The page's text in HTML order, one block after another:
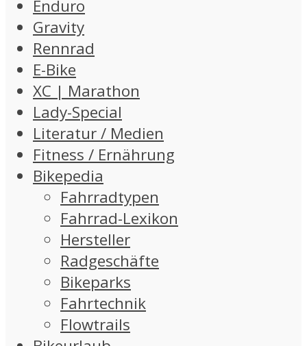
Enduro
Gravity
Rennrad
E-Bike
XC | Marathon
Lady-Special
Literatur / Medien
Fitness / Ernährung
Bikepedia
Fahrradtypen
Fahrrad-Lexikon
Hersteller
Radgeschäfte
Bikeparks
Fahrtechnik
Flowtrails